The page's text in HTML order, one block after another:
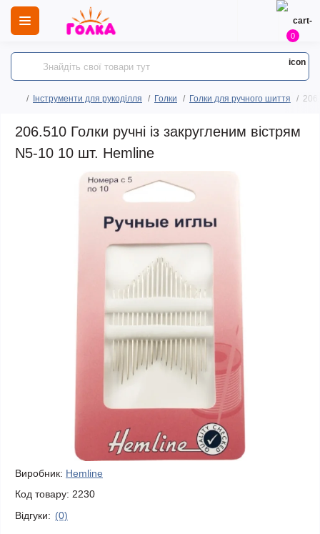
0
Інструменти для рукоділля Голки Голки для ручного шиття
206.510 Голки ручні із закругленим вістрям
N5-10 10 шт. Hemline
Виробник: Hemline
Код товару: 2230
Відгуки: (0)